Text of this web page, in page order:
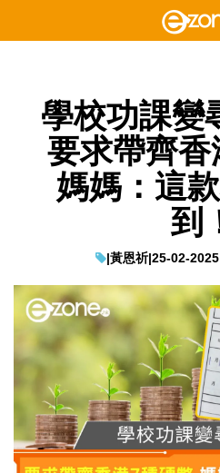
學校功課變
要求帶齊
媽媽：這
到
|黃恩祈|25-02-